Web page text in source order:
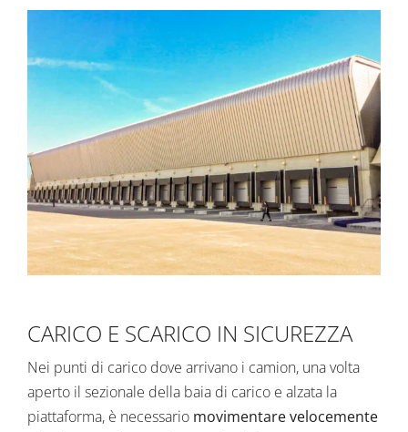
CARICO E SCARICO IN SICUREZZA
Nei punti di carico dove arrivano i camion, una volta
aperto il sezionale della baia di carico e alzata la
piattaforma, è necessario movimentare velocemente